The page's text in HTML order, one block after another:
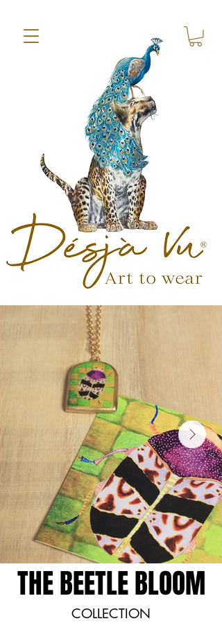
THE BEETLE BLOOM
THE BEETLE BLOOM
COLLECTION
COLLECTION